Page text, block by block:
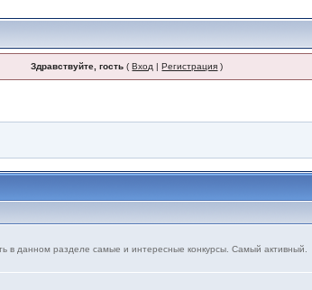
Здравствуйте, гость (Вход |Регистрация )
в данном разделе самые и интересные конкурсы. Самый активный.